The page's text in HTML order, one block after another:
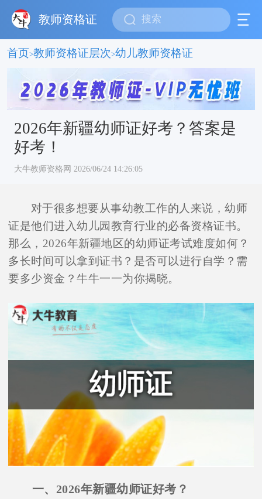
教师资格证
首页>教师资格证层次>幼儿教师资格证
2026年新疆幼师证好考？答案是
好考！
大牛教师资格网 2026/06/24 14:26:05
对于很多想要从事幼教工作的人来说，幼师
证是他们进入幼儿园教育行业的必备资格证书。
那么，2026年新疆地区的幼师证考试难度如何？
多长时间可以拿到证书？是否可以进行自学？需
要多少资金？牛牛一一为你揭晓。
一、2026年新疆幼师证好考？